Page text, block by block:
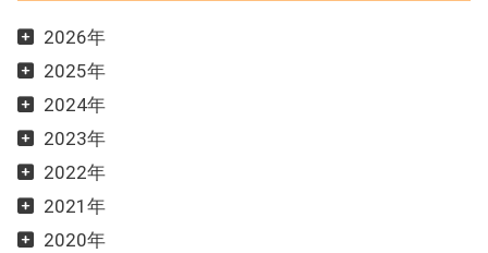
2026年
2025年
2024年
2023年
2022年
2021年
2020年